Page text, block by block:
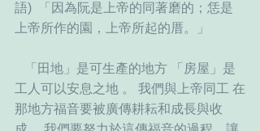
語)  「因為阮是上帝的同著磨的；恁是
上帝所作的園，上帝所起的厝。」
工人可以安息之地 。 我們與上帝同工 在
那地方福音要被廣傳耕耘和成長與收